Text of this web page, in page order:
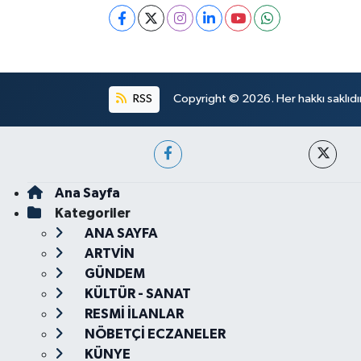
RSS Copyright © 2026. Her hakkı
Ana Sayfa
Kategoriler
ANA SAYFA
ARTVİN
GÜNDEM
KÜLTÜR - SANAT
RESMİ İLANLAR
NÖBETÇİ ECZANELER
KÜNYE